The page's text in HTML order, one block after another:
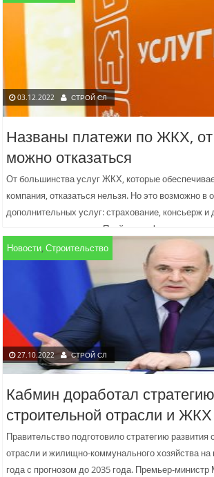
03.12.2022 СТРОЙ СЛ
Названы платежи по ЖКХ,
можно отказаться
От большинства услуг ЖКХ, которые
компания, отказаться нельзя. Но это возможно в
дополнительных услуг: страхование, консьерж и
рассказала агентству «Прайм» профессор...
Новости,Строительство
27.10.2022 СТРОЙ СЛ
Кабмин доработал
строительной отрасли и ЖКХ
Правительство подготовило стратегию развития
отрасли и жилищно-коммунального хозяйства на
года с прогнозом до 2035 года. Премьер-